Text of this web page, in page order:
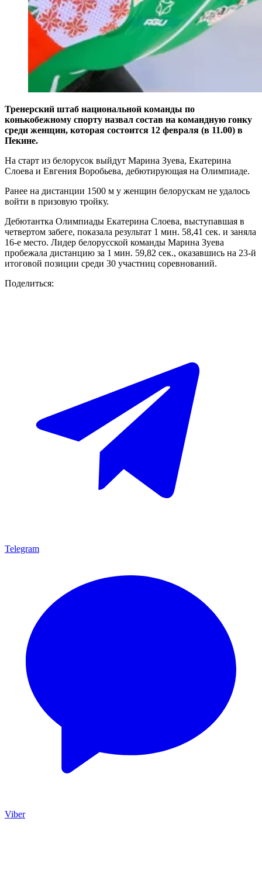
Тренерский штаб национальной команды по
конькобежному спорту назвал состав на командную гонку
среди женщин, которая состоится 12 февраля (в 11.00) в
Пекине.
На старт из белорусок выйдут Марина Зуева, Екатерина
Слоева и Евгения Воробьева, дебютирующая на Олимпиаде.
Ранее на дистанции 1500 м у женщин белорускам не удалось
войти в призовую тройку.
Дебютантка Олимпиады Екатерина Слоева, выступавшая в
четвертом забеге, показала результат 1 мин. 58,41 сек. и заняла
16-е место. Лидер белорусской команды Марина Зуева
пробежала дистанцию за 1 мин. 59,82 сек., оказавшись на 23-й
итоговой позиции среди 30 участниц соревнований.
Поделиться:
Telegram
Viber